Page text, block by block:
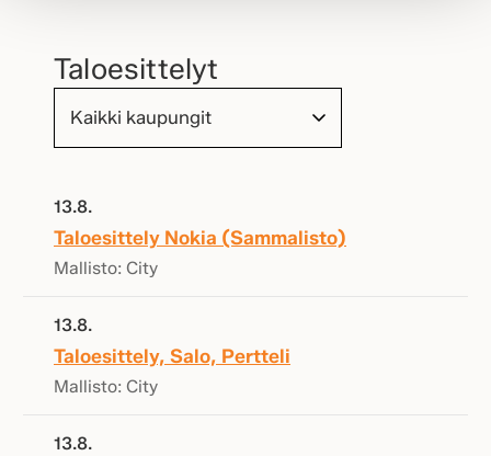
Taloesittelyt
13.8.
Taloesittely Nokia (Sammalisto)
Mallisto: City
13.8.
Taloesittely, Salo, Pertteli
Mallisto: City
13.8.